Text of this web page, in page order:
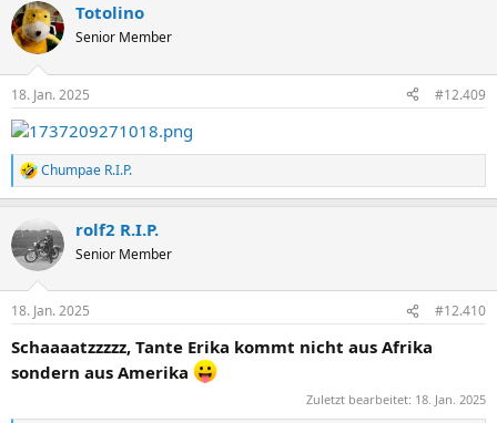
k
t
i
e
n
:
Totolino
Senior Member
18. Jan. 2025 #12.409
R
e
k
t
i
n
e
:
Chumpae R.I.P.
rolf2 R.I.P.
Senior Member
18. Jan. 2025 #12.410
Schaaaatzzzzz, Tante Erika kommt nicht aus Afrika
sondern aus Amerika
Zuletzt bearbeitet: 18. Jan. 2025